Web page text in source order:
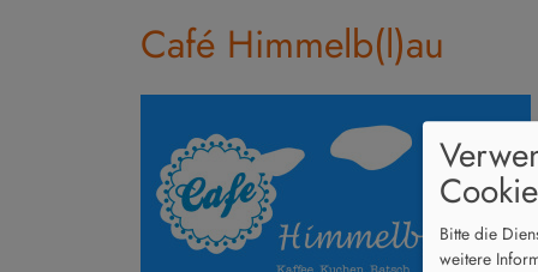
Café Himmelb(l)au
Bitte die
weitere